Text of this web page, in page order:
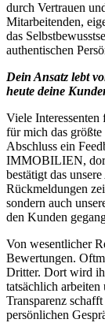
durch Vertrauen
Mitarbeitenden,
das
authentischen
Dein Ansatz lebt
heute deine
Viele
für mich das
Abschluss ein
IMMOBILIEN, dort
bestätigt das
Rückmeldungen
sondern auch
den Kunden
Von wesentlicher
Bewertungen.
Dritter. Dort wird
tatsächlich
Transparenz
persönlichen